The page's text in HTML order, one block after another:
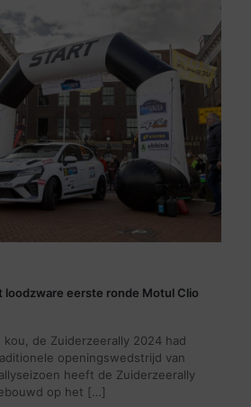
loodzware eerste ronde Motul Clio
kou, de Zuiderzeerally 2024 had
openingswedstrijd van
heeft de Zuiderzeerally
op het […]